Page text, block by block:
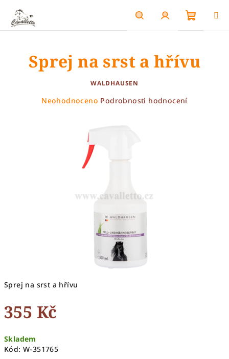
obsah
HledatPřihlášení
košík
Sprej na srst a hřívu
355 Kč
cena:
Skladem
Kód: W-351765
Sprej na srst a hřívu
WALDHAUSEN
Průměrné
Neohodnoceno Podrobnosti hodnocení